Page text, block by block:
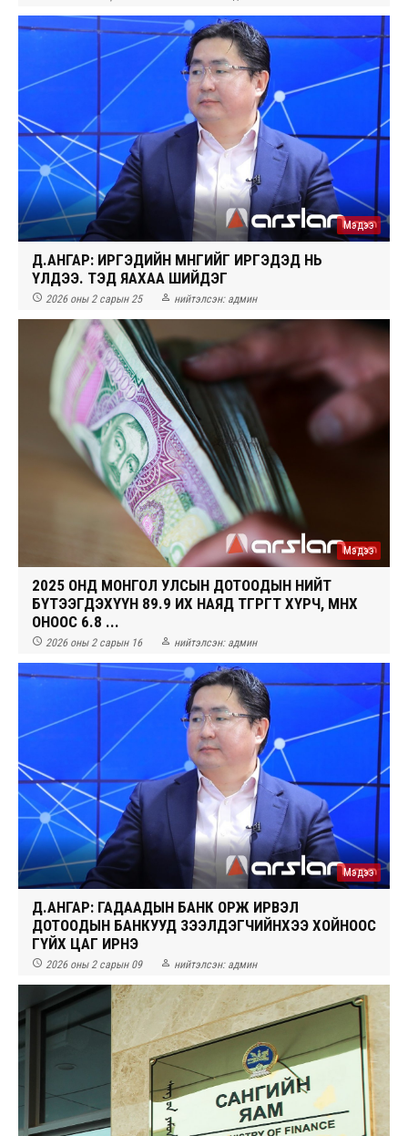
Мэдээ
Д.АНГАР: ИРГЭДИЙН МӨНГИЙГ ИРГЭДЭД НЬ
ҮЛДЭЭ. ТЭД ЯАХАА ШИЙДЭГ
 2026 оны 2 сарын 25  нийтэлсэн: админ
Мэдээ
2025 ОНД МОНГОЛ УЛСЫН ДОТООДЫН НИЙТ
БҮТЭЭГДЭХҮҮН 89.9 ИХ НАЯД ТӨГРӨГТ ХҮРЧ, ӨМНӨХ
ОНООС 6.8 ...
 2026 оны 2 сарын 16  нийтэлсэн: админ
Мэдээ
Д.АНГАР: ГАДААДЫН БАНК ОРЖ ИРВЭЛ
ДОТООДЫН БАНКУУД ЗЭЭЛДЭГЧИЙНХЭЭ ХОЙНООС
ГҮЙХ ЦАГ ИРНЭ
 2026 оны 2 сарын 09  нийтэлсэн: админ